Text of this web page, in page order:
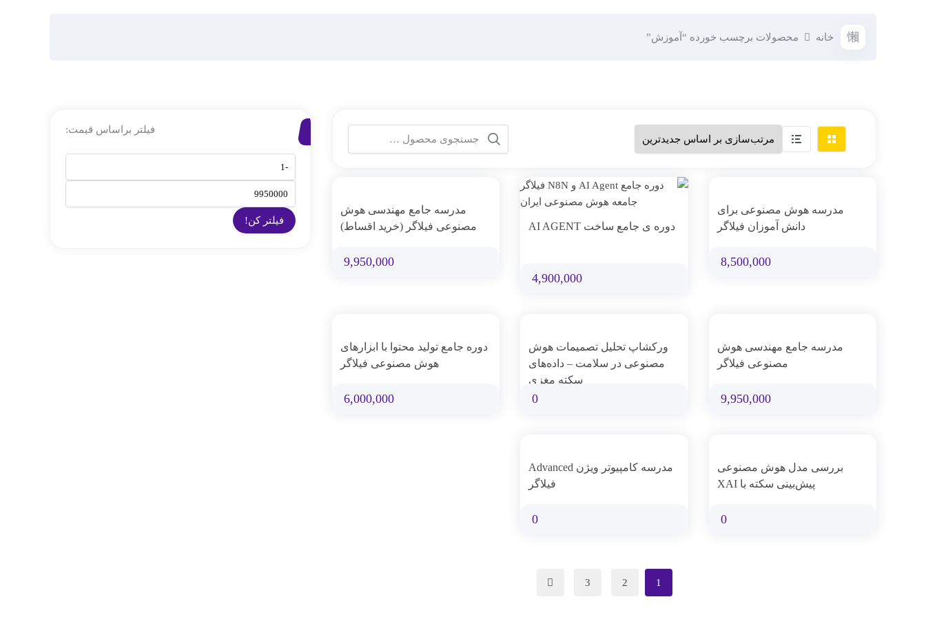
خانه محصولات برچسب خورده “آموزش”
جستجو
برای:
مدرسه هوش مصنوعی برای
دانش آموزان فیلاگر
8,500,000
دوره ی جامع ساخت AI AGENT
4,900,000
مدرسه جامع مهندسی هوش
مصنوعی فیلاگر (خرید اقساط)
9,950,000
مدرسه جامع مهندسی هوش
مصنوعی فیلاگر
9,950,000
ورکشاپ تحلیل تصمیمات هوش
مصنوعی در سلامت – داده‌های
سکته مغزی
0
دوره جامع تولید محتوا با ابزارهای
هوش مصنوعی فیلاگر
6,000,000
بررسی مدل هوش مصنوعی
پیش‌بینی سکته با XAI
0
مدرسه کامپیوتر ویژن Advanced
فیلاگر
0
1
2
3
فیلتر براساس قیمت:
فیلتر کن!